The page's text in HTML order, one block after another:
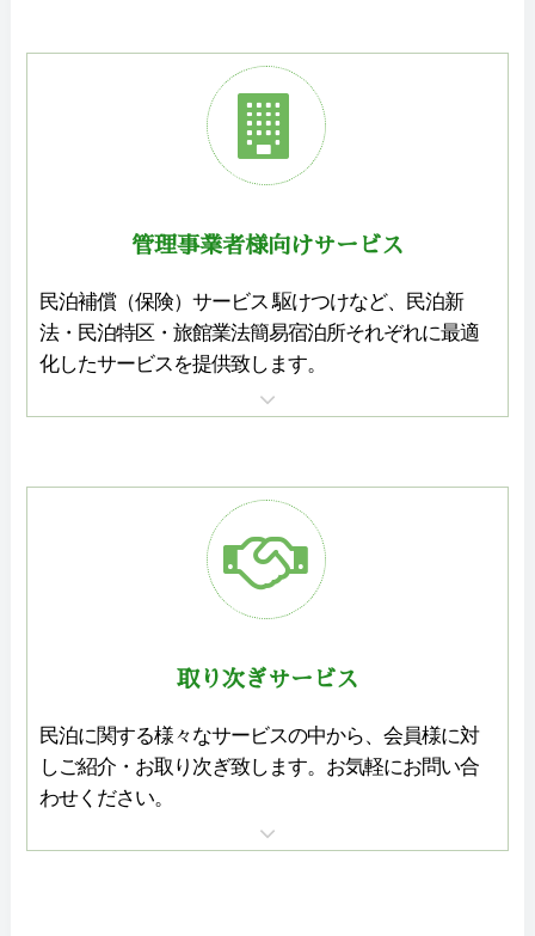
管理事業者様向けサービス
民泊補償（保険）サービス 駆けつけなど、民泊新
法・民泊特区・旅館業法簡易宿泊所それぞれに最適
化したサービスを提供致します。
取り次ぎサービス
民泊に関する様々なサービスの中から、会員様に対
しご紹介・お取り次ぎ致します。お気軽にお問い合
わせください。